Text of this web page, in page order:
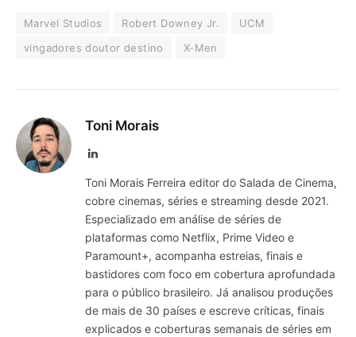
Marvel Studios Robert Downey Jr.
UCM
vingadores doutor destino
X-Men
Toni Morais
LinkedIn
Toni Morais Ferreira editor do Salada de Cinema,
cobre cinemas, séries e streaming desde 2021.
Especializado em análise de séries de
plataformas como Netflix, Prime Video e
Paramount+, acompanha estreias, finais e
bastidores com foco em cobertura aprofundada
para o público brasileiro. Já analisou produções
de mais de 30 países e escreve críticas, finais
explicados e coberturas semanais de séries em